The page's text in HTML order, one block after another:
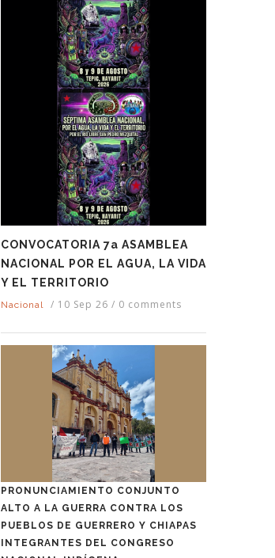
CONVOCATORIA 7a ASAMBLEA
NACIONAL POR EL AGUA, LA VIDA
Y EL TERRITORIO
Nacional / 10 Sep 26 / 0 comments
PRONUNCIAMIENTO CONJUNTO
ALTO A LA GUERRA CONTRA LOS
PUEBLOS DE GUERRERO Y CHIAPAS
INTEGRANTES DEL CONGRESO